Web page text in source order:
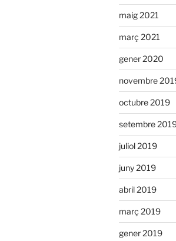
maig 2021
març 2021
gener 2020
novembre
octubre 2019
setembre
juliol 2019
juny 2019
abril 2019
març 2019
gener 2019